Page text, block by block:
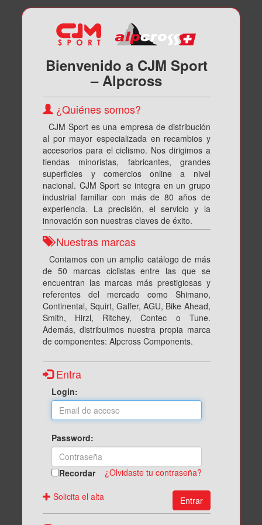
Bienvenido a CJM Sport
– Alpcross
¿Quiénes somos?
CJM Sport es una empresa de distribución
al por mayor especializada en recambios y
accesorios para el ciclismo. Nos dirigimos a
tiendas minoristas, fabricantes, grandes
superficies y comercios online a nivel
nacional. CJM Sport se integra en un grupo
industrial familiar con más de 80 años de
experiencia. La precisión, el servicio y la
innovación son nuestras claves de éxito.
Nuestras marcas
Contamos con un amplio catálogo de más
de 50 marcas ciclistas entre las que se
encuentran las marcas más prestigiosas y
referentes del mercado como Shimano,
Continental, Squirt, Galfer, AGU, Bike Ahead,
Smith, Hirzl, Ritchey, Contec o Tune.
Además, distribuimos nuestra propia marca
de componentes: Alpcross Components.
Entra
Login:
Password:
Recordar ¿Olvidaste tu contraseña?
Entrar
Solicita el alta